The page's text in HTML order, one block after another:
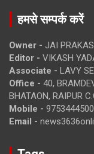
हमसे सम्पर्क करें
Owner - JAI
Editor - VIKASH
Associate - LAVY
Office - 40,
BHATAON, RAIPUR
Mobile - 9753444500
Email -